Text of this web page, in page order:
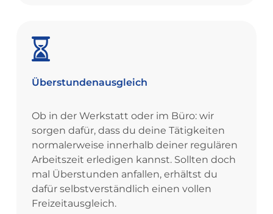
Überstundenausgleich
Ob in der Werkstatt oder im Büro: wir
sorgen dafür, dass du deine Tätigkeiten
normalerweise innerhalb deiner regulären
Arbeitszeit erledigen kannst. Sollten doch
mal Überstunden anfallen, erhältst du
dafür selbstverständlich einen vollen
Freizeitausgleich.